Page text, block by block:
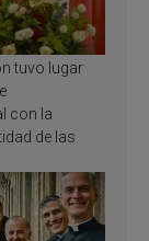
tuvo lugar
con la
de las